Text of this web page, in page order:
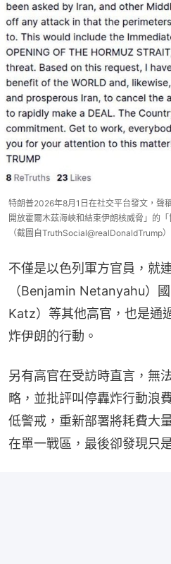
特朗普2026年8月1日在社交平台發文，聲
開放霍爾木茲海峽和結束伊朗核威脅」的
（截圖自TruthSocial@realDonaldTrump）
不僅是以色列軍方官員，就
（Benjamin Netanyahu）
Katz）等其他高官，也是通
炸伊朗的行動。
另有高官在受訪時直言，無
略，並批評叫停轟炸行動浪
低警戒，重新部署將耗費大
在單一戰區，最後卻發現只